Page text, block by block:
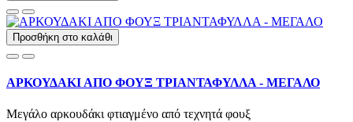
Προσθήκη στο καλάθι
ΑΡΚΟΥΔΑΚΙ ΑΠΟ ΦΟΥΞ ΤΡΙΑΝΤΑΦΥΛΛΑ - ΜΕΓΑΛΟ
Μεγάλο αρκουδάκι φτιαγμένο από τεχνητά φουξ